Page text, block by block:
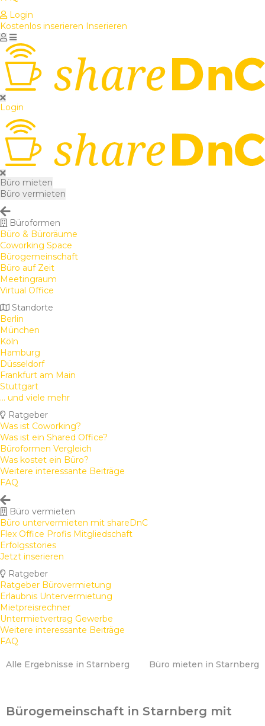
Login
Kostenlos inserieren Inserieren
Login
Büro mieten
Büro vermieten
Büroformen
Büro & Büroräume
Coworking Space
Bürogemeinschaft
Büro auf Zeit
Meetingraum
Virtual Office
Standorte
Berlin
München
Köln
Hamburg
Düsseldorf
Frankfurt am Main
Stuttgart
... und viele mehr
Ratgeber
Was ist Coworking?
Was ist ein Shared Office?
Büroformen Vergleich
Was kostet ein Büro?
Weitere interessante Beiträge
FAQ
Büro vermieten
Büro untervermieten mit shareDnC
Flex Office Profis Mitgliedschaft
Erfolgsstories
Jetzt inserieren
Ratgeber
Ratgeber Bürovermietung
Erlaubnis Untervermietung
Mietpreisrechner
Untermietvertrag Gewerbe
Weitere interessante Beiträge
FAQ
Alle Ergebnisse in Starnberg Büro mieten in Starnberg
Bürogemeinschaft in Starnberg mit